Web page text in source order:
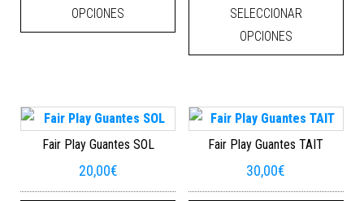
OPCIONES
SELECCIONAR
OPCIONES
Fair Play Guantes SOL
20,00€
Fair Play Guantes TAIT
30,00€